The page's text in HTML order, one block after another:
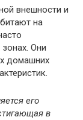
внешности и
на
Они
домашних
его
в